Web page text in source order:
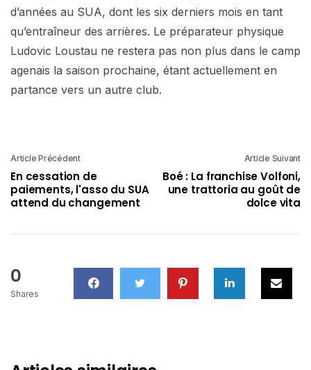
d’années au SUA, dont les six derniers mois en tant
qu’entraîneur des arrières. Le préparateur physique
Ludovic Loustau ne restera pas non plus dans le camp
agenais la saison prochaine, étant actuellement en
partance vers un autre club.
Article Précédent
En cessation de
paiements, l'asso du SUA
attend du changement
Article Suivant
Boé : La franchise Volfoni,
une trattoria au goût de
dolce vita
0
Shares